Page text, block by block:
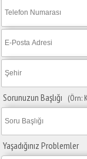
Sorunuzun Başlığı (Örn:
Yaşadığınız Problemler